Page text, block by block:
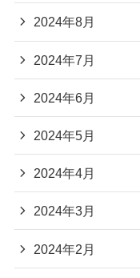
2024年8月
2024年7月
2024年6月
2024年5月
2024年4月
2024年3月
2024年2月